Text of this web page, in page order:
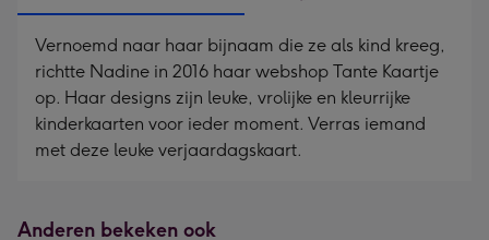
Vernoemd naar haar bijnaam die ze als kind kreeg,
richtte Nadine in 2016 haar webshop Tante Kaartje
op. Haar designs zijn leuke, vrolijke en kleurrijke
kinderkaarten voor ieder moment. Verras iemand
met deze leuke verjaardagskaart.
Anderen bekeken ook